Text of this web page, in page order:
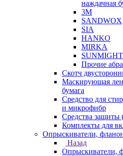
наждачная
3М
SANDWOX
SIA
HANKO
MIRKA
SUNMIGHT
Прочие
Скотч
Маскирующая
бумага
Средство для
и микрофибр
Средства защиты
Комплекты для
Опрыскиватели,
Назад
Опрыскиватели,